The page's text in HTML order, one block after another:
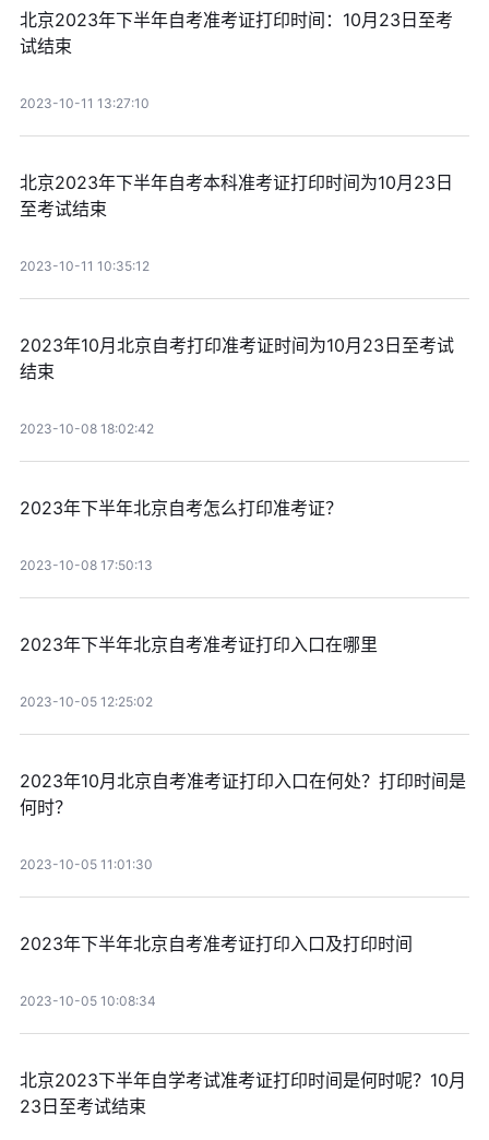
北京2023年下半年自考准考证打印时间：10月23日至考
试结束
2023-10-11 13:27:10
北京2023年下半年自考本科准考证打印时间为10月23日
至考试结束
2023-10-11 10:35:12
2023年10月北京自考打印准考证时间为10月23日至考试
结束
2023-10-08 18:02:42
2023年下半年北京自考怎么打印准考证？
2023-10-08 17:50:13
2023年下半年北京自考准考证打印入口在哪里
2023-10-05 12:25:02
2023年10月北京自考准考证打印入口在何处？打印时间是
何时？
2023-10-05 11:01:30
2023年下半年北京自考准考证打印入口及打印时间
2023-10-05 10:08:34
北京2023下半年自学考试准考证打印时间是何时呢？10月
23日至考试结束